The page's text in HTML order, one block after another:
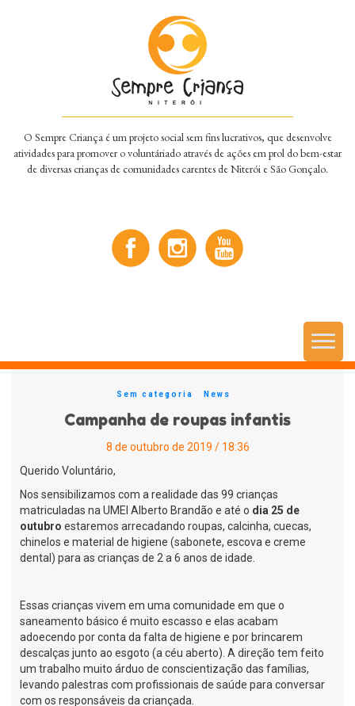
O Sempre Criança é um projeto social sem fins lucrativos, que desenvolve
atividades para promover o voluntáriado através de ações em prol do bem-estar
de diversas crianças de comunidades carentes de Niterói e São Gonçalo.
Menu
Sem categoria News
Campanha de roupas infantis
8 de outubro de 2019 / 18:36
Querido Voluntário,
Nos sensibilizamos com a realidade das 99 crianças
matriculadas na UMEI Alberto Brandão e até o dia 25 de
outubro estaremos arrecadando roupas, calcinha, cuecas,
chinelos e material de higiene (sabonete, escova e creme
dental) para as crianças de 2 a 6 anos de idade.⠀
Essas crianças vivem em uma comunidade em que o
saneamento básico é muito escasso e elas acabam
adoecendo por conta da falta de higiene e por brincarem
descalças junto ao esgoto (a céu aberto). A direção tem feito
um trabalho muito árduo de conscientização das famílias,
levando palestras com profissionais de saúde para conversar
com os responsáveis da criançada.